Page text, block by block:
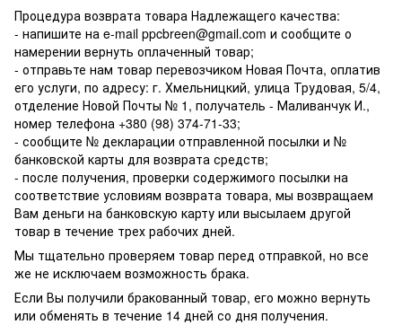
Процедура возврата товара Надлежащего качества:
- напишите на e-mail ppcbreen@gmail.com и сообщите о
намерении вернуть оплаченный товар;
- отправьте нам товар перевозчиком Новая Почта, оплатив
его услуги, по адресу: г. Хмельницкий, улица Трудовая, 5/4,
отделение Новой Почты № 1, получатель - Маливанчук И.,
номер телефона +380 (98) 374-71-33;
- сообщите № декларации отправленной посылки и №
банковской карты для возврата средств;
- после получения, проверки содержимого посылки на
соответствие условиям возврата товара, мы возвращаем
Вам деньги на банковскую карту или высылаем другой
товар в течение трех рабочих дней.
Мы тщательно проверяем товар перед отправкой, но все
же не исключаем возможность брака.
Если Вы получили бракованный товар, его можно вернуть
или обменять в течение 14 дней со дня получения.